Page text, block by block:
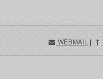
WEBMAIL |